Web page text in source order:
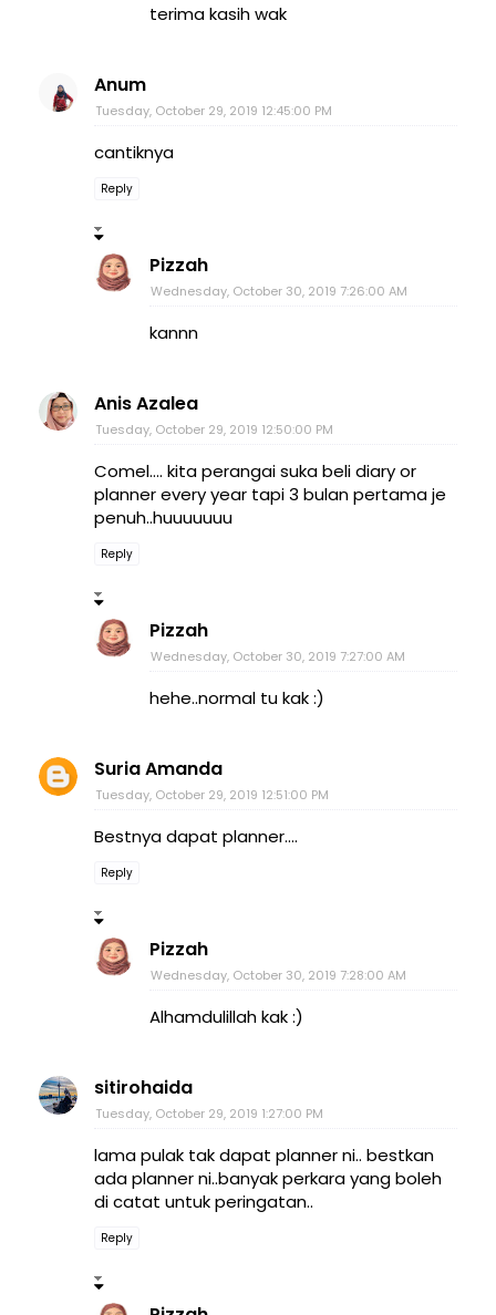
terima kasih wak
Anum
Tuesday, October 29, 2019 12:45:00 PM
cantiknya
Reply
Pizzah
Wednesday, October 30, 2019 7:26:00 AM
kannn
Anis Azalea
Tuesday, October 29, 2019 12:50:00 PM
Comel.... kita perangai suka beli diary or
planner every year tapi 3 bulan pertama je
penuh..huuuuuuu
Reply
Pizzah
Wednesday, October 30, 2019 7:27:00 AM
hehe..normal tu kak :)
Suria Amanda
Tuesday, October 29, 2019 12:51:00 PM
Bestnya dapat planner....
Reply
Pizzah
Wednesday, October 30, 2019 7:28:00 AM
Alhamdulillah kak :)
sitirohaida
Tuesday, October 29, 2019 1:27:00 PM
lama pulak tak dapat planner ni.. bestkan
ada planner ni..banyak perkara yang boleh
di catat untuk peringatan..
Reply